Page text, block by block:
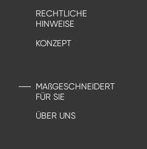
RECHTLICHE
HINWEISE
KONZEPT
MAßGESCHNEIDERT
FÜR SIE
ÜBER UNS